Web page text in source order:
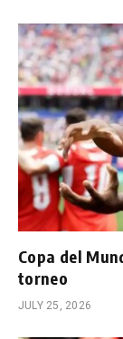
Copa del
torneo
JULY 25, 2026